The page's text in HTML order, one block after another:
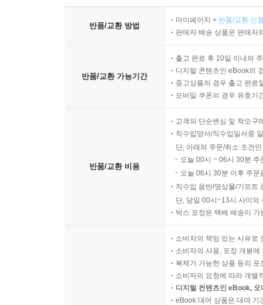
반품/교환 방법
마이페이지 > 반품/교환 신
판매자 배송 상품은 판매자
반품/교환 가능기간
출고 완료 후 10일 이내의
디지털 콘텐츠인 eBook의
중고상품의 경우 출고 완료
모바일 쿠폰의 경우 유효기
반품/교환 비용
고객의 단순변심 및 착오구
직수입양서/직수입일서중
단, 아래의 주문/취소 조건
오늘 00시 ~ 06시 30분
오늘 06시 30분 이후 주
직수입 음반/영상물/기프트
단, 당일 00시~13시 사이의
박스 포장은 택배 배송이
소비자의 책임 있는 사유로
소비자의 사용, 포장 개봉
복제가 가능한 상품 등의
소비자의 요청에 따라 개별
디지털 컨텐츠인 eBook,
eBook 대여 상품은 대여 기